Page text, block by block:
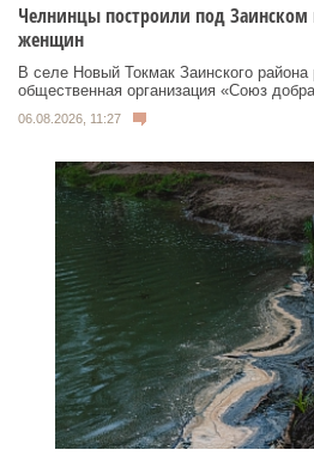
Челнинцы построили под
женщин
В селе Новый Токмак Заинского района
общественная организация «Союз
06.08.2026, 11:27